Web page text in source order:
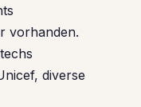
vorhanden.
diverse